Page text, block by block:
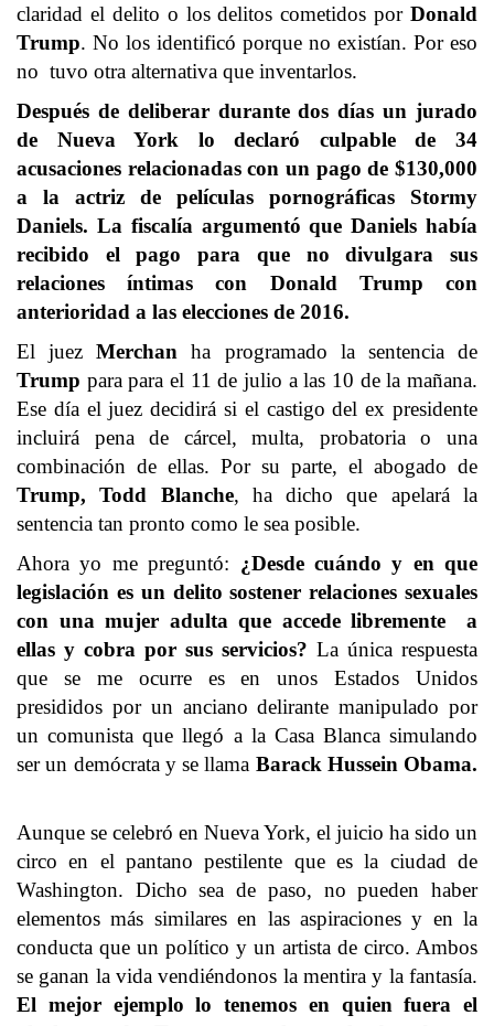
claridad el delito o los delitos cometidos por Donald
Trump. No los identificó porque no existían. Por eso
no tuvo otra alternativa que inventarlos.
Después de deliberar durante dos días un jurado
de Nueva York lo declaró culpable de 34
acusaciones relacionadas con un pago de $130,000
a la actriz de películas pornográficas Stormy
Daniels. La fiscalía argumentó que Daniels había
recibido el pago para que no divulgara sus
relaciones íntimas con Donald Trump con
anterioridad a las elecciones de 2016.
El juezMerchan ha programado la sentencia de
Trump para para el 11 de julio a las 10 de la mañana.
Ese día el juez decidirá si el castigo del ex presidente
incluirá pena de cárcel, multa, probatoria o una
combinación de ellas. Por su parte, el abogado de
Trump, Todd Blanche, ha dicho que apelará la
sentencia tan pronto como le sea posible.
Ahora yo me preguntó: ¿Desde cuándo y en que
legislación es un delito sostener relaciones sexuales
con una mujer adulta que accede libremente a
ellas y cobra por sus servicios? La única respuesta
que se me ocurre es en unos Estados Unidos
presididos por un anciano delirante manipulado por
un comunista que llegó a la Casa Blanca simulando
ser un demócrata y se llama Barack Hussein Obama.
Aunque se celebró en Nueva York, el juicio ha sido un
circo en el pantano pestilente que es la ciudad de
Washington. Dicho sea de paso, no pueden haber
elementos más similares en las aspiraciones y en la
conducta que un político y un artista de circo. Ambos
se ganan la vida vendiéndonos la mentira y la fantasía.
El mejor ejemplo lo tenemos en quien fuera el